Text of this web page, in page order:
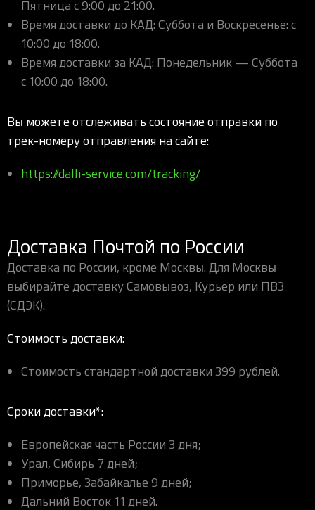
Пятница с 9:00 до 21:00.
Время доставки до КАД: Суббота и Воскресенье: с
10:00 до 18:00.
Время доставки за КАД: Понедельник — Суббота
с 10:00 до 18:00.
Вы можете отслеживать состояние отправки по
трек-номеру отправления на сайте:
https://dalli-service.com/tracking/
Доставка Почтой по России
Доставка по России, кроме Москвы. Для Москвы
выбирайте доставку Самовывоз, Курьер или ПВЗ
(СДЭК).
Стоимость доставки:
Стоимость стандартной доставки 399 рублей.
Сроки доставки*:
Европейская часть России 3 дня;
Урал, Сибирь 7 дней;
Приморье, Забайкалье 9 дней;
Дальний Восток 11 дней.